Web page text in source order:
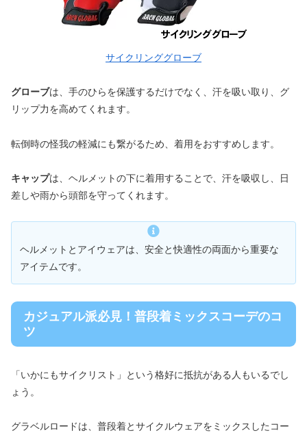
サイクリンググローブ
グローブは、手のひらを保護するだけでなく、汗を吸い取り、グ
リップ力を高めてくれます。
転倒時の怪我の軽減にも繋がるため、着用をおすすめします。
キャップは、ヘルメットの下に着用することで、汗を吸収し、日
差しや雨から頭部を守ってくれます。
ヘルメットとアイウェアは、安全と快適性の両面から重要な
アイテムです。
カジュアル派必見！普段着ミックスコーデのコ
ツ
「いかにもサイクリスト」という格好に抵抗がある人もいるでし
ょう。
グラベルロードは、普段着とサイクルウェアをミックスしたコー